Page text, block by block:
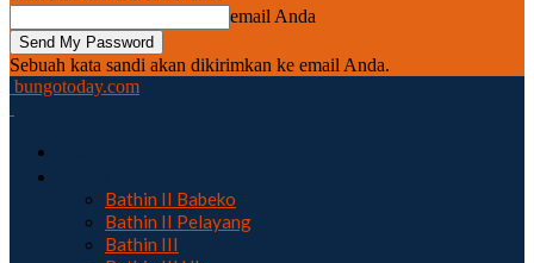
email Anda
Sebuah kata sandi akan dikirimkan ke email Anda.
bungotoday.com
Bathin II Babeko
Bathin II Pelayang
Bathin III